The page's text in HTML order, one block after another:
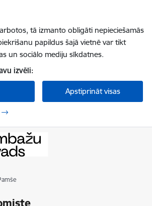
tā izmanto obligāti nepieciešamās
papildus šajā vietnē var tikt
un sociālo mediju sīkdatnes.
izvēli:
Apstiprināt visas